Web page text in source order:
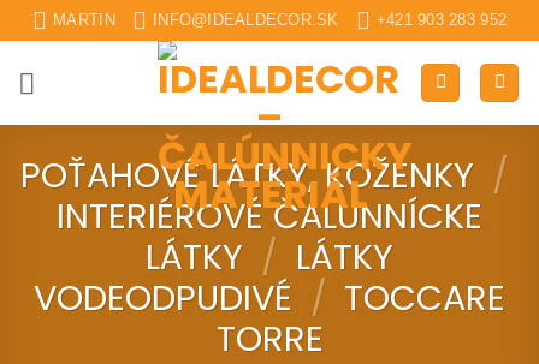
Skip
to
content
MARTIN INFO@IDEALDECOR.SK +421 903 283 952
POŤAHOVÉ LÁTKY, KOŽENKY /
INTERIÉROVÉ ČALUNNÍCKE
LÁTKY / LÁTKY
VODEODPUDIVÉ / TOCCARE
TORRE